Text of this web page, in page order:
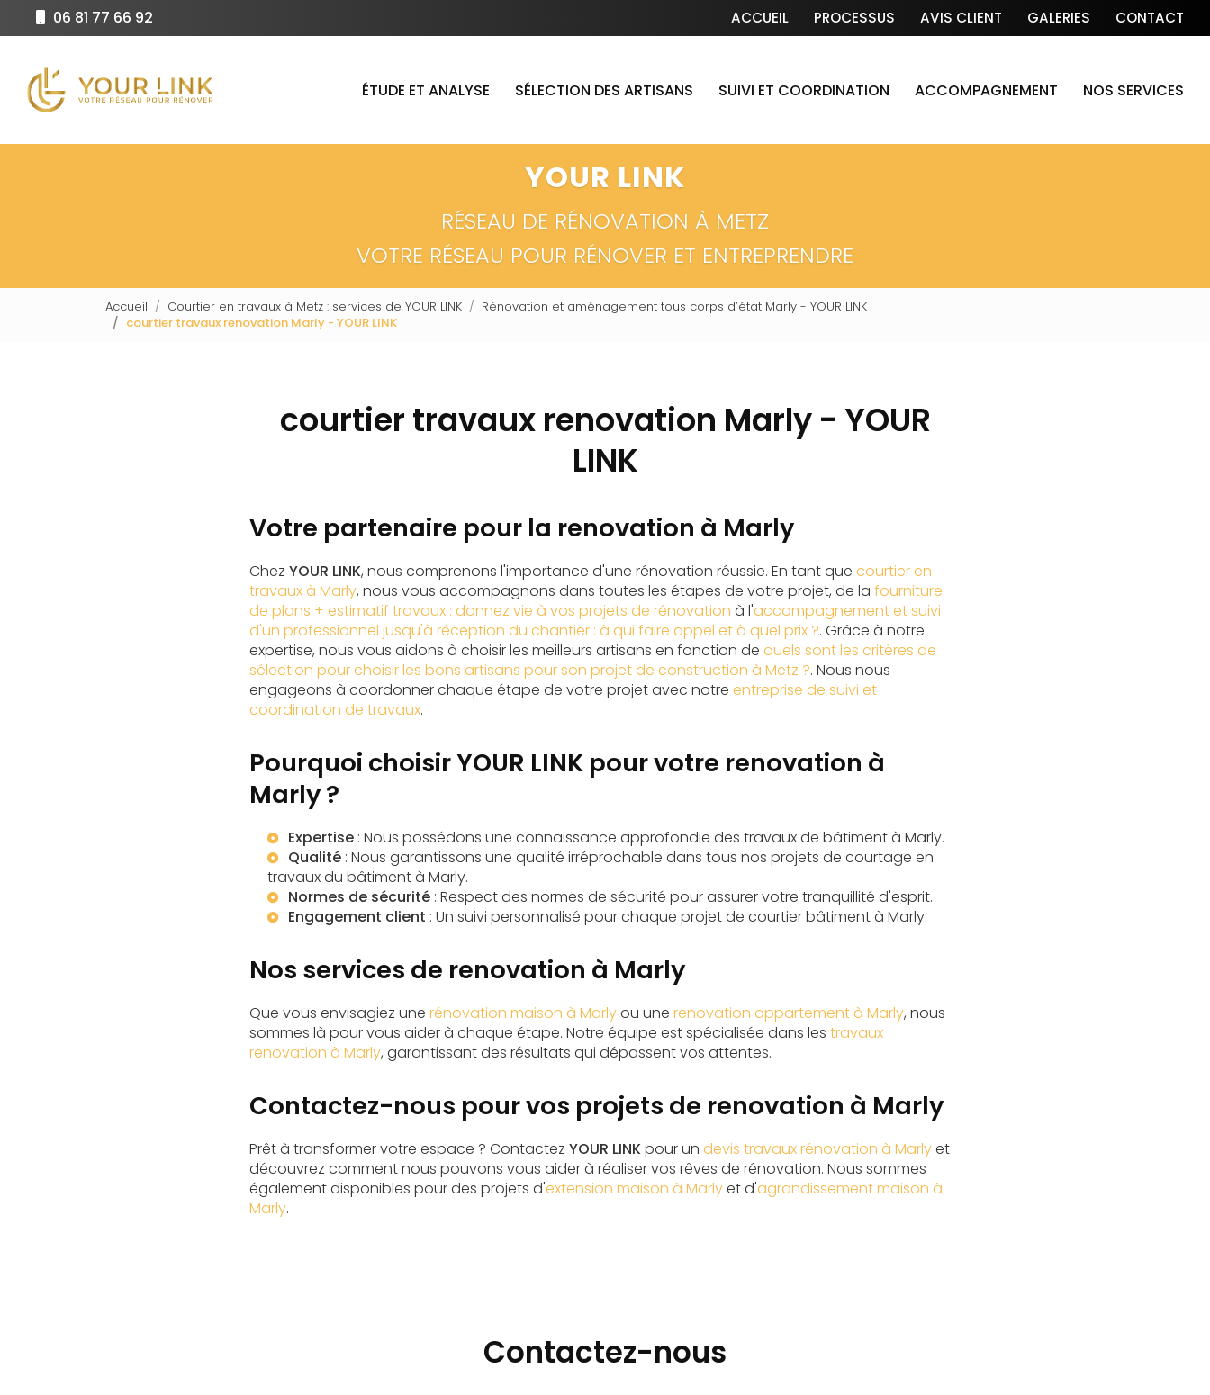
principal
06 81 77 66 92 Navigation secondaire
ACCUEIL PROCESSUS AVIS CLIENT GALERIES CONTACT
ÉTUDE ET ANALYSE SÉLECTION DES ARTISANS SUIVI ET COORDINATION ACCOMPAGNEMENT NOS SERVICES
YOUR LINK
RÉSEAU DE RÉNOVATION À METZ
VOTRE RÉSEAU POUR RÉNOVER ET ENTREPRENDRE
Accueil Courtier en travaux à Metz : services de YOUR LINK
Rénovation et aménagement tous corps d’état Marly - YOUR LINK
courtier travaux renovation Marly - YOUR LINK
courtier travaux renovation Marly - YOUR
LINK
Votre partenaire pour la renovation à Marly
Chez YOUR LINK, nous comprenons l'importance d'une rénovation réussie. En tant que courtier en
travaux à Marly, nous vous accompagnons dans toutes les étapes de votre projet, de la fourniture
de plans + estimatif travaux : donnez vie à vos projets de rénovation à l'accompagnement et suivi
d'un professionnel jusqu'à réception du chantier : à qui faire appel et à quel prix ?. Grâce à notre
expertise, nous vous aidons à choisir les meilleurs artisans en fonction de quels sont les critères de
sélection pour choisir les bons artisans pour son projet de construction à Metz ?. Nous nous
engageons à coordonner chaque étape de votre projet avec notre entreprise de suivi et
coordination de travaux.
Pourquoi choisir YOUR LINK pour votre renovation à
Marly ?
Expertise : Nous possédons une connaissance approfondie des travaux de bâtiment à Marly.
Qualité : Nous garantissons une qualité irréprochable dans tous nos projets de courtage en
travaux du bâtiment à Marly.
Normes de sécurité : Respect des normes de sécurité pour assurer votre tranquillité d'esprit.
Engagement client : Un suivi personnalisé pour chaque projet de courtier bâtiment à Marly.
Nos services de renovation à Marly
Que vous envisagiez une rénovation maison à Marlyou une renovation appartement à Marly, nous
sommes là pour vous aider à chaque étape. Notre équipe est spécialisée dans les travaux
renovation à Marly, garantissant des résultats qui dépassent vos attentes.
Contactez-nous pour vos projets de renovation à Marly
Prêt à transformer votre espace ? Contactez YOUR LINKpour un devis travaux rénovation à Marlyet
découvrez comment nous pouvons vous aider à réaliser vos rêves de rénovation. Nous sommes
également disponibles pour des projets d'extension maison à Marlyet d'agrandissement maison à
Marly.
Contactez-nous